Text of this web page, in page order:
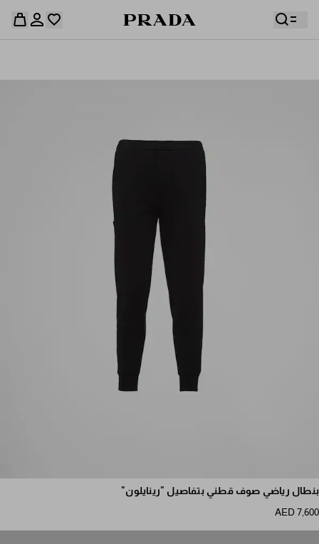
حقيبة التسوق فارغة
قائمة أمنياتك فارغة. استكشفوا المجموعات، واحفظوا
مرر للمزيد من الصور
بنطال رياضي صوف قطني بتفاصيل "رينايلون"
AED 7,600